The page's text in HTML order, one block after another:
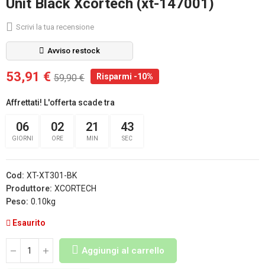
Unit Black Xcortech (xt-147001)
Scrivi la tua recensione
Avviso restock
53,91 € 59,90 € Risparmi -10%
Affrettati! L'offerta scade tra
06
GIORNI
02
ORE
21
MIN
43
SEC
Cod: XT-XT301-BK
Produttore: XCORTECH
Peso: 0.10kg
Esaurito
Aggiungi al carrello